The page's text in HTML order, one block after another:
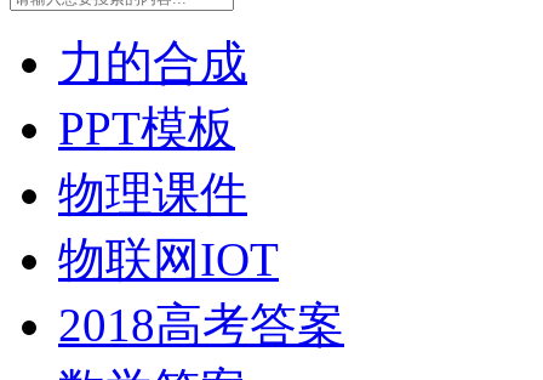
力的合成
PPT模板
物理课件
物联网IOT
2018高考答案